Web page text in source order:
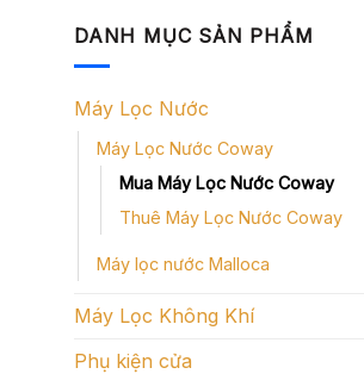
DANH MỤC SẢN PHẨM
Máy Lọc Nước
Máy Lọc Nước Coway
Mua Máy Lọc Nước Coway
Thuê Máy Lọc Nước Coway
Máy lọc nước Malloca
Máy Lọc Không Khí
Phụ kiện cửa